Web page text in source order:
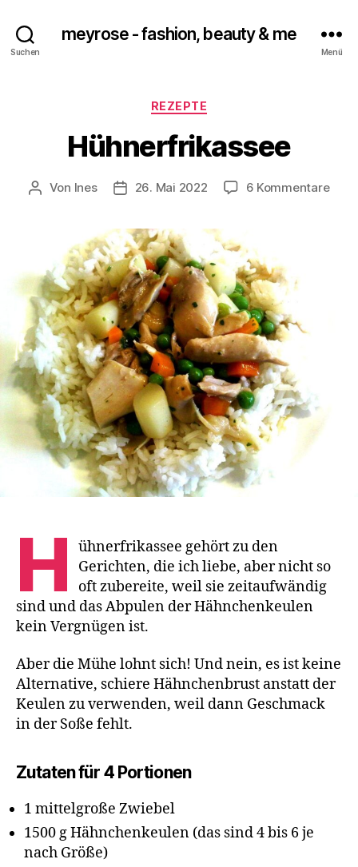
Suchen
meyrose - fashion, beauty & me
Menü
Kategorien
REZEPTE
Hühnerfrikassee
Beitragsautor
Von Ines Veröffentlichungsdatum
26. Mai 2022 6 Kommentarezu
H
ühnerfrikassee gehört zu den
Gerichten, die ich liebe, aber nicht so
oft zubereite, weil sie zeitaufwändig
sind und das Abpulen der Hähnchenkeulen
kein Vergnügen ist.
Aber die Mühe lohnt sich! Und nein, es ist keine
Alternative, schiere Hähnchenbrust anstatt der
Keulen zu verwenden, weil dann Geschmack
in der Soße fehlt.
Zutaten für 4 Portionen
1 mittelgroße Zwiebel
1500 g Hähnchenkeulen (das sind 4 bis 6 je
nach Größe)